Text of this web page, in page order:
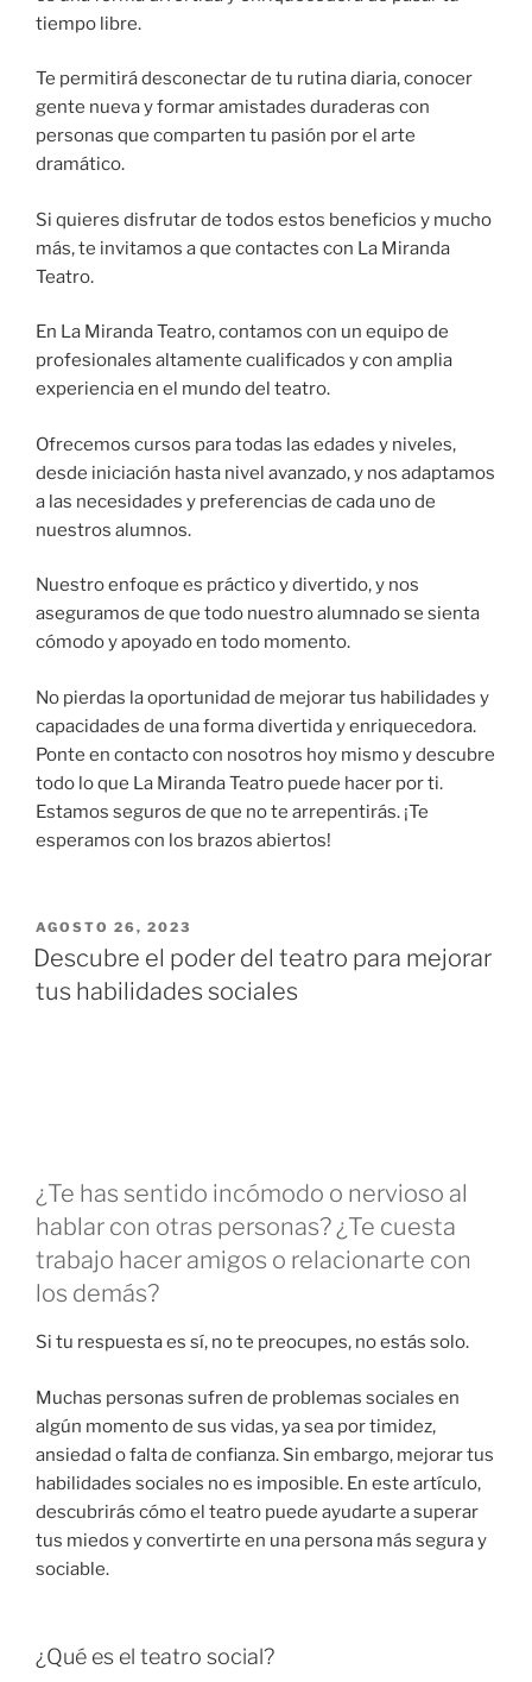
tiempo libre.
Te permitirá desconectar de tu rutina diaria, conocer
gente nueva y formar amistades duraderas con
personas que comparten tu pasión por el arte
dramático.
Si quieres disfrutar de todos estos beneficios y mucho
más, te invitamos a que contactes con La Miranda
Teatro.
En La Miranda Teatro, contamos con un equipo de
profesionales altamente cualificados y con amplia
experiencia en el mundo del teatro.
Ofrecemos cursos para todas las edades y niveles,
desde iniciación hasta nivel avanzado, y nos adaptamos
a las necesidades y preferencias de cada uno de
nuestros alumnos.
Nuestro enfoque es práctico y divertido, y nos
aseguramos de que todo nuestro alumnado se sienta
cómodo y apoyado en todo momento.
No pierdas la oportunidad de mejorar tus habilidades y
capacidades de una forma divertida y enriquecedora.
Ponte en contacto con nosotros hoy mismo y descubre
todo lo que La Miranda Teatro puede hacer por ti.
Estamos seguros de que no te arrepentirás. ¡Te
esperamos con los brazos abiertos!
AGOSTO 26, 2023
Descubre el poder del teatro para mejorar
tus habilidades sociales
¿Te has sentido incómodo o nervioso al
hablar con otras personas? ¿Te cuesta
trabajo hacer amigos o relacionarte con
los demás?
Si tu respuesta es sí, no te preocupes, no estás solo.
Muchas personas sufren de problemas sociales en
algún momento de sus vidas, ya sea por timidez,
ansiedad o falta de confianza. Sin embargo, mejorar tus
habilidades sociales no es imposible. En este artículo,
descubrirás cómo el teatro puede ayudarte a superar
tus miedos y convertirte en una persona más segura y
sociable.
¿Qué es el teatro social?